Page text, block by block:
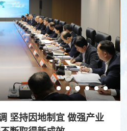
坚持因地制宜 做强产业